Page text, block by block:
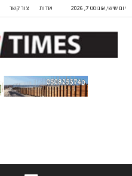
יום שישי, אוגוסט 7, 2026 אודות צור קשר